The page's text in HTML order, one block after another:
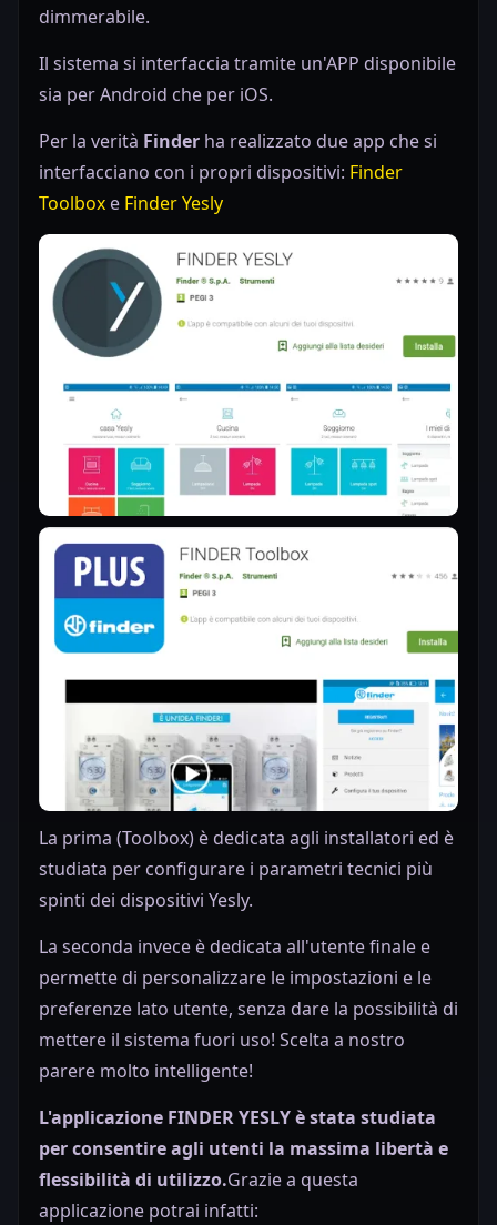
dimmerabile.
Il sistema si interfaccia tramite un'APP disponibile
sia per Android che per iOS.
Per la verità Finder ha realizzato due app che si
interfacciano con i propri dispositivi: Finder
Toolbox e Finder Yesly
La prima (Toolbox) è dedicata agli installatori ed è
studiata per configurare i parametri tecnici più
spinti dei dispositivi Yesly.
La seconda invece è dedicata all'utente finale e
permette di personalizzare le impostazioni e le
preferenze lato utente, senza dare la possibilità di
mettere il sistema fuori uso! Scelta a nostro
parere molto intelligente!
L'applicazione FINDER YESLYè stata studiata
per consentire agli utenti la massima libertà e
flessibilità di utilizzo.Grazie a questa
applicazione potrai infatti: